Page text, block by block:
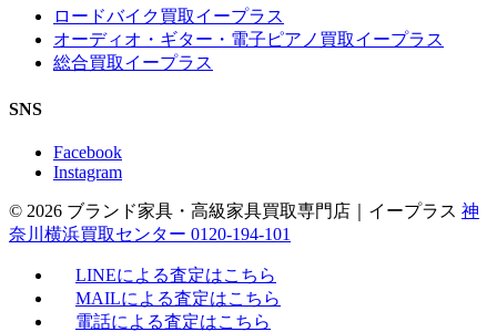
ロードバイク買取イープラス
オーディオ・ギター・電子ピアノ買取イープラス
総合買取イープラス
SNS
Facebook
Instagram
© 2026 ブランド家具・高級家具買取専門店｜イープラス 神
奈川横浜買取センター 0120-194-101
LINEによる査定はこちら
MAILによる査定はこちら
電話による査定はこちら